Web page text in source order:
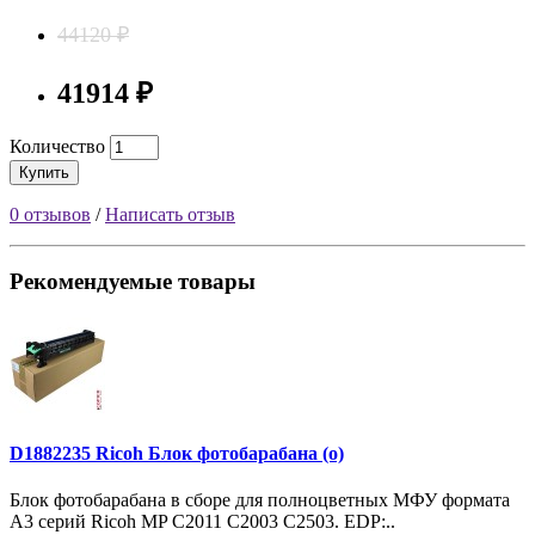
44120 ₽
41914 ₽
Количество
Купить
0 отзывов /Написать отзыв
Рекомендуемые товары
D1882235 Ricoh Блок фотобарабана (о)
Блок фотобарабана в сборе для полноцветных МФУ формата
A3 серий Ricoh MP C2011 C2003 C2503. EDP:..